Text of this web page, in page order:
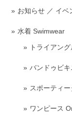
お知らせ ／ イベ
水着 Swimwear
トライアン
バンドゥビ
スポーティ
ワンピース